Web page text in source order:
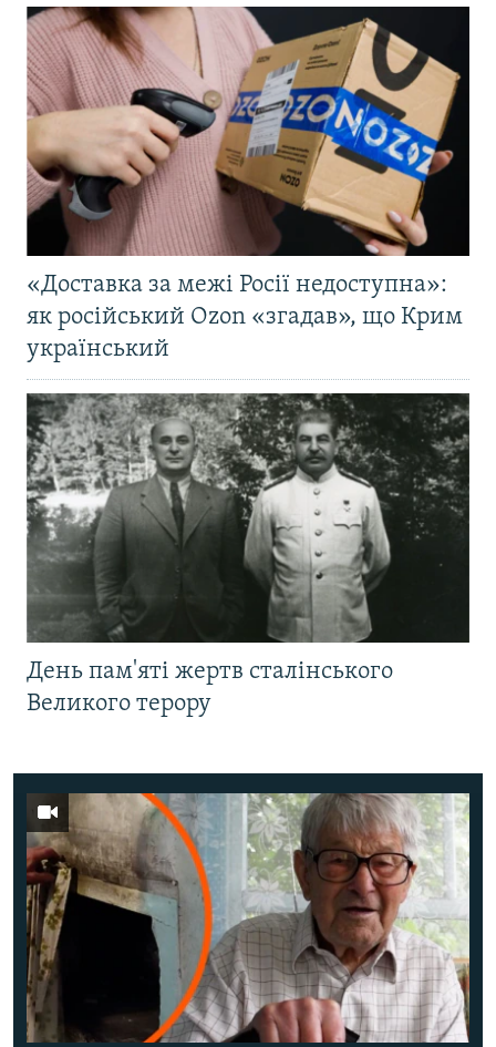
«Доставка за межі Росії недоступна»:
як російський Ozon «згадав», що Крим
український
День пам'яті жертв сталінського
Великого терору